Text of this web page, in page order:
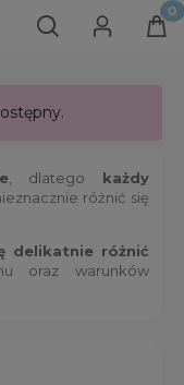
, dlatego każdy
różnić się
delikatnie różnić
oraz warunków